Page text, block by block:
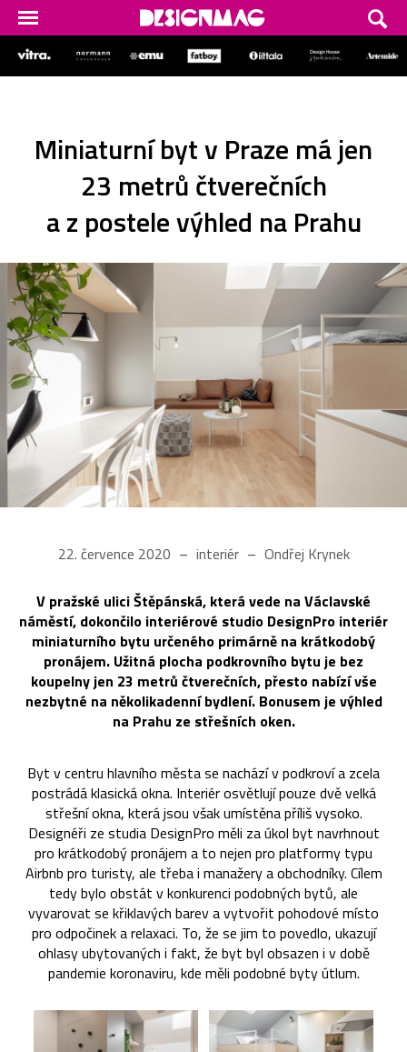
Miniaturní byt v Praze má jen
23 metrů čtverečních
a z postele výhled na Prahu
22. července 2020 interiér Ondřej Krynek
V pražské ulici Štěpánská, která vede na Václavské
náměstí, dokončilo interiérové studio DesignPro interiér
miniaturního bytu určeného primárně na krátkodobý
pronájem. Užitná plocha podkrovního bytu je bez
koupelny jen 23 metrů čtverečních, přesto nabízí vše
nezbytné na několikadenní bydlení. Bonusem je výhled
na Prahu ze střešních oken.
Byt v centru hlavního města se nachází v podkroví a zcela
postrádá klasická okna. Interiér osvětlují pouze dvě velká
střešní okna, která jsou však umístěna příliš vysoko.
Designéři ze studia DesignPro měli za úkol byt navrhnout
pro krátkodobý pronájem a to nejen pro platformy typu
Airbnb pro turisty, ale třeba i manažery a obchodníky. Cílem
tedy bylo obstát v konkurenci podobných bytů, ale
vyvarovat se křiklavých barev a vytvořit pohodové místo
pro odpočinek a relaxaci. To, že se jim to povedlo, ukazují
ohlasy ubytovaných i fakt, že byt byl obsazen i v době
pandemie koronaviru, kde měli podobné byty útlum.